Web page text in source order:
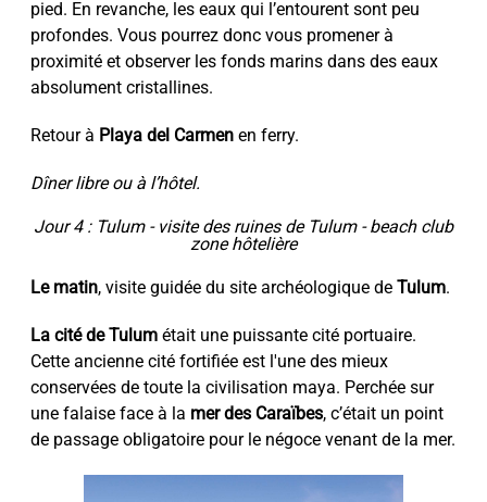
pied. En revanche, les eaux qui l’entourent sont peu
profondes. Vous pourrez donc vous promener à
proximité et observer les fonds marins dans des eaux
absolument cristallines.
Retour à Playa del Carmenen ferry.
Dîner libre ou à l’hôtel.
Jour 4 : Tulum - visite des ruines de Tulum - beach club
zone hôtelière
Le matin, visite guidée du site archéologique de Tulum.
La cité de Tulumétait une puissante cité portuaire.
Cette ancienne cité fortifiée est l'une des mieux
conservées de toute la civilisation maya. Perchée sur
une falaise face à la mer des Caraïbes, c’était un point
de passage obligatoire pour le négoce venant de la mer.